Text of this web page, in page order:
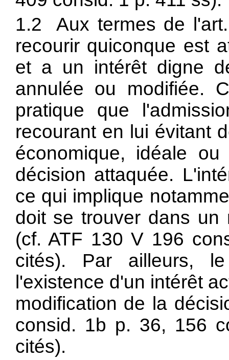
1.2 Aux termes de
recourir quiconque est
et a un intérêt digne
annulée ou modifiée.
pratique que
recourant en lui évitant
économique, idéale
décision attaquée.
ce qui implique
doit se trouver dans un
(cf. ATF 130 V 196
cités). Par ailleurs,
l'existence d'un intérêt
modification de la
consid. 1b p. 36, 156
cités).